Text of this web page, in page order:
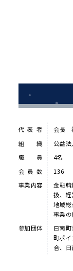
代表者
会長
組織公益
職員4名
会員数
136
事業内容
金融
扱、経
地域
事業の
参加団体
日南
町ポ
合、